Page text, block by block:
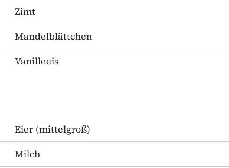
Zimt
Mandelblättchen
Vanilleeis
Eier (mittelgroß)
Milch